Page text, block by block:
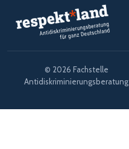
© 2026 Fachstelle
Antidiskriminierungsberatung